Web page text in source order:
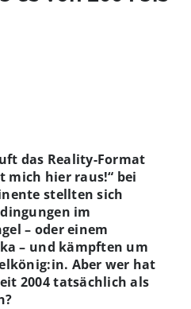
das Reality-Format
mich hier raus!“ bei
stellten sich
im
– oder einem
– und kämpften um
Aber wer hat
2004 tatsächlich als